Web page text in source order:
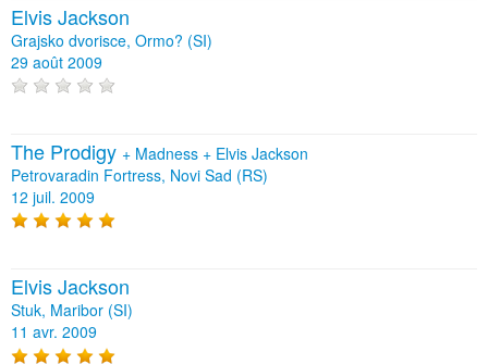
Elvis Jackson
Grajsko dvorisce, Ormo? (SI)
29 août 2009
The Prodigy + Madness + Elvis Jackson
Petrovaradin Fortress, Novi Sad (RS)
12 juil. 2009
Elvis Jackson
Stuk, Maribor (SI)
11 avr. 2009